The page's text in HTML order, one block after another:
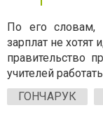
По его словам,
зарплат не
правительство
учителей
ГОНЧАРУК